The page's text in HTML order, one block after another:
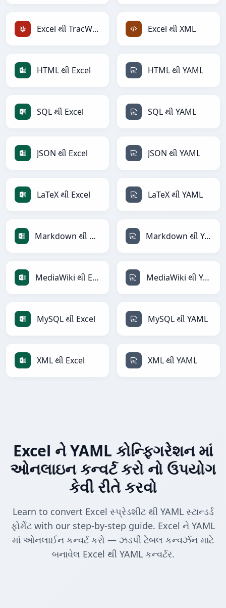
Excel થી TracWiki Excel થી XML
HTML થી Excel HTML થી YAML
SQL થી Excel SQL થી YAML
JSON થી Excel JSON થી YAML
LaTeX થી Excel LaTeX થી YAML
Markdown થી Excel Markdown થી YAML
MediaWiki થી Excel MediaWiki થી YAML
MySQL થી Excel MySQL થી YAML
XML થી Excel XML થી YAML
Excel ને YAML કોન્ફિગરેશન માં
ઓનલાઇન કન્વર્ટ કરો નો ઉપયોગ
કેવી રીતે કરવો
Learn to convert Excel સ્પ્રેડશીટ થી YAML સ્ટાન્ડર્ડ
ફોર્મેટ with our step-by-step guide. Excel ને YAML
માં ઓનલાઈન કન્વર્ટ કરો — ઝડપી ટેબલ કન્વર્ઝન માટે
બનાવેલ Excel થી YAML કન્વર્ટર.